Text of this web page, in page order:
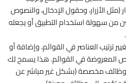
(مثل الأزرار، وحقول الإدخال، والنصوص
من سهولة استخدام التطبيق أو يجعله
ترتيب العناصر في القوائم، وإضافة أو
المعروضة في القوائم. هذا يسمح لك
وظائف مخصصة (بشكل غير مباشر عن